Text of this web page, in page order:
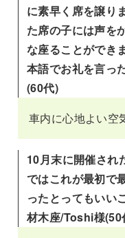
に素早く席を譲り
た席の子には声を
な座ることができ
本語でお礼を言っ
(60代)
車内に心地よい空
10月末に開催され
ではこれが最初で
ったとってもいい
材木座/Toshi様(50